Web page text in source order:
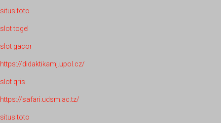
situs toto
slot togel
slot gacor
https://didaktikamj.upol.cz/
slot qris
https://safari.udsm.ac.tz/
situs toto